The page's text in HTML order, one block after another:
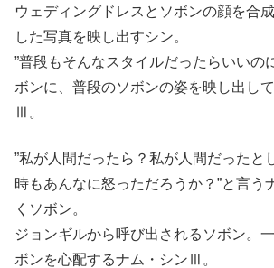
ウェディングドレスとソボンの顔を合
した写真を映し出すシン。
”普段もそんなスタイルだったらいいの
ボンに、普段のソボンの姿を映し出し
Ⅲ。
”私が人間だったら？私が人間だったと
時もあんなに怒っただろうか？”と言
くソボン。
ジョンギルから呼び出されるソボン。
ボンを心配するナム・シンⅢ。